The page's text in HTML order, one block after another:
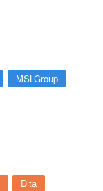
MSLGroup
Dita